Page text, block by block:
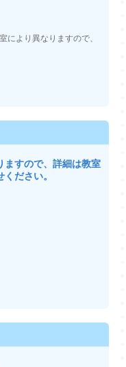
により異なりますので、
ますので、詳細は教室
ださい。